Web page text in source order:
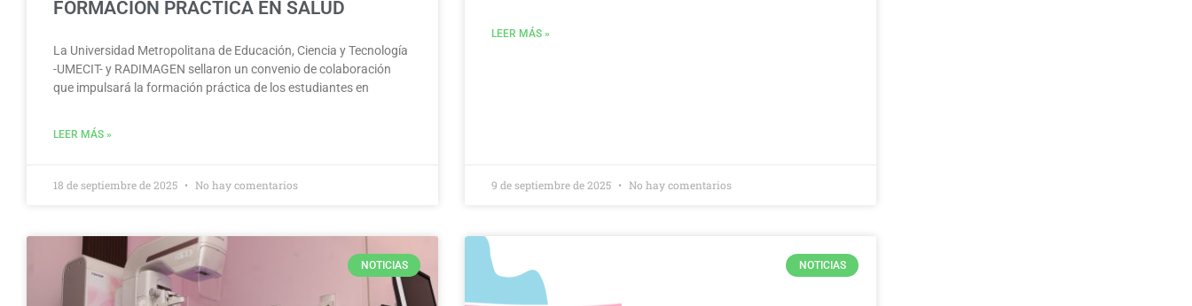
FORMACIÓN PRÁCTICA EN SALUD
La Universidad Metropolitana de Educación, Ciencia y Tecnología
-UMECIT- y RADIMAGEN sellaron un convenio de colaboración
que impulsará la formación práctica de los estudiantes en
LEER MÁS »
18 de septiembre de 2025 No hay comentarios
LEER MÁS »
9 de septiembre de 2025 No hay comentarios
NOTICIAS NOTICIAS